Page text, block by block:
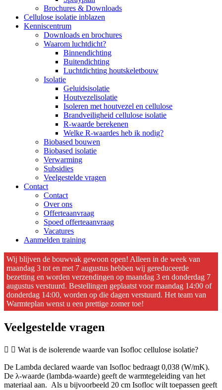
Brochures & Downloads
Cellulose isolatie inblazen
Kenniscentrum
Downloads en brochures
Waarom luchtdicht?
Binnendichting
Buitendichting
Luchtdichting houtskeletbouw
Isolatie
Geluidsisolatie
Houtvezelisolatie
Isoleren met houtvezel en cellulose
Brandveiligheid cellulose isolatie
R-waarde berekenen
Welke R-waardes heb ik nodig?
Biobased bouwen
Biobased isolatie
Verwarming
Subsidies
Veelgestelde vragen
Contact
Contact
Over ons
Offerteaanvraag
Spoed offerteaanvraag
Vacatures
Aanmelden training
Wij blijven de bouwvak gewoon open! Alleen in de week van
maandag 3 tot en met 7 augustus hebben wij gereduceerde
bezetting en worden verzendingen op maandag 3 en donderdag 7
augustus verstuurd. Bestellingen geplaatst voor maandag 14:00 of
donderdag 14:00, worden op die dagen verstuurd. Het team van
Warmteplan wenst u een prettige zomer toe!
Veelgestelde vragen
Wat is de isolerende waarde van Isofloc cellulose isolatie?
De Lambda declared waarde van Isofloc bedraagt 0,038 (W/mK).
De λ-waarde (lambda-waarde) geeft de warmtegeleiding van het
materiaal aan. Als u bijvoorbeeld 20 cm Isofloc wilt toepassen geeft